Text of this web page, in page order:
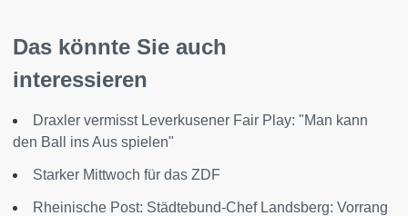
Das könnte Sie auch
interessieren
Draxler vermisst Leverkusener Fair Play: "Man kann
den Ball ins Aus spielen"
Starker Mittwoch für das ZDF
Rheinische Post: Städtebund-Chef Landsberg: Vorrang